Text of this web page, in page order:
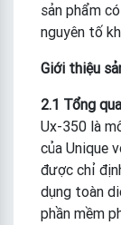
sản phẩm
nguyên tố
Giới thiệu
2.1 Tổng
Ux-350 là
của Unique
được chỉ
dụng toàn
phần mềm